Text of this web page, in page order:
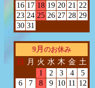
16 17 18 19 20 21 22
23 24 25 26 27 28 29
30 31
9月 のお休み
日 月 火 水 木 金 土
1
2 3 4
5
6
7 8 9 10 11
12